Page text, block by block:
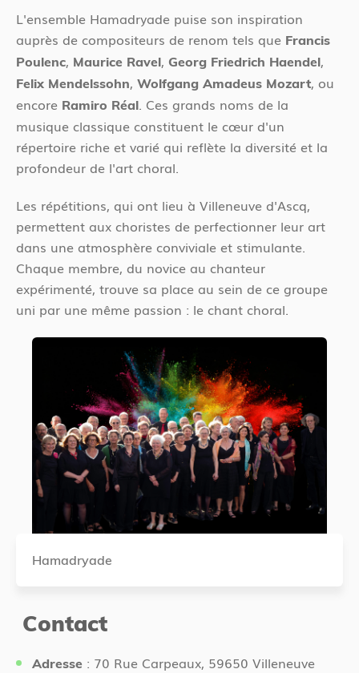
L'ensemble Hamadryade puise son inspiration
auprès de compositeurs de renom tels que Francis
Poulenc, Maurice Ravel, Georg Friedrich Haendel,
Felix Mendelssohn, Wolfgang Amadeus Mozart, ou
encore Ramiro Réal. Ces grands noms de la
musique classique constituent le cœur d'un
répertoire riche et varié qui reflète la diversité et la
profondeur de l'art choral.
Les répétitions, qui ont lieu à Villeneuve d'Ascq,
permettent aux choristes de perfectionner leur art
dans une atmosphère conviviale et stimulante.
Chaque membre, du novice au chanteur
expérimenté, trouve sa place au sein de ce groupe
uni par une même passion : le chant choral.
Hamadryade
Contact
Adresse : 70 Rue Carpeaux, 59650 Villeneuve